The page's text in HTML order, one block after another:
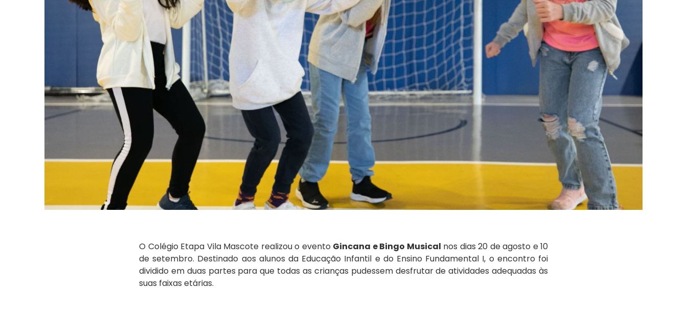
O Colégio Etapa Vila Mascote realizou o evento Gincana e Bingo Musical nos dias 20 de agosto e 10
de setembro. Destinado aos alunos da Educação Infantil e do Ensino Fundamental I, o encontro foi
dividido em duas partes para que todas as crianças pudessem desfrutar de atividades adequadas às
suas faixas etárias.